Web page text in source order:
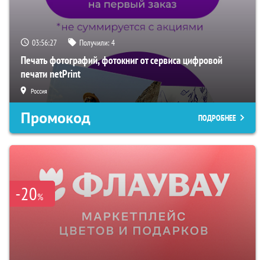
03:56:26 Получили:4
Печать фотографий, фотокниг от сервиса цифровой
печати netPrint
Россия
Промокод ПОДРОБНЕЕ
-20%